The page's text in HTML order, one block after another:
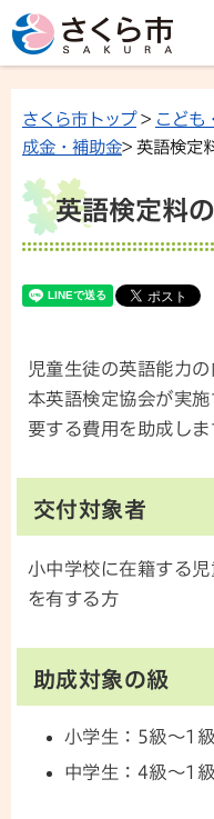
さくら市トップ> こども
成金・補助金> 英語検定
英語検定料
児童生徒の英語能力
本英語検定協会が実
要する費用を助成しま
交付対象者
小中学校に在籍する
を有する方
助成対象の級
小学生：5級～1級
中学生：4級～1級